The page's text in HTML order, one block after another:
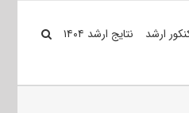
ارشد نتایج ارشد ۱۴۰۴